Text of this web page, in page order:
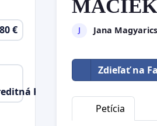
MAČIEK
J Jana
Zdieľať na
Petícia
80 €
Karta